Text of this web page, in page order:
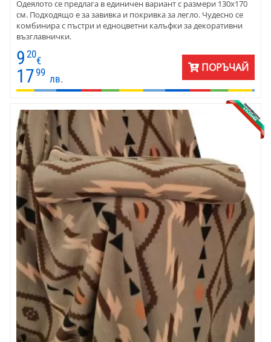
Одеялото се предлага в единичен вариант с размери 130х170
см. Подходящо е за завивка и покривка за легло. Чудесно се
комбинира с пъстри и едноцветни калъфки за декоративни
възглавнички.
9 20
€
1799
лв.
ПОРЪЧАЙ